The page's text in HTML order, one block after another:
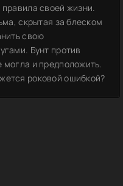
своей жизни.
скрытая за блеском
свою
Бунт против
и предположить.
роковой ошибкой?